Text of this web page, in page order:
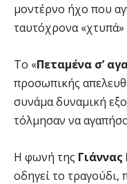
μοντέρνο ήχο που
ταυτόχρονα «χτυπά»
Το «Πεταμένα σ’
προσωπικής
συνάμα δυναμική
τόλμησαν να
Η φωνή της
οδηγεί το τραγούδι,